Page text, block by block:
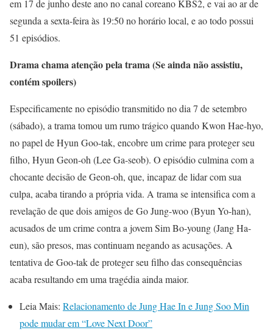
em 17 de junho deste ano no canal coreano KBS2, e vai ao ar de
segunda a sexta-feira às 19:50 no horário local, e ao todo possui
51 episódios.
Drama chama atenção pela trama (Se ainda não assistiu,
contém spoilers)
Especificamente no episódio transmitido no dia 7 de setembro
(sábado), a trama tomou um rumo trágico quando Kwon Hae-hyo,
no papel de Hyun Goo-tak, encobre um crime para proteger seu
filho, Hyun Geon-oh (Lee Ga-seob). O episódio culmina com a
chocante decisão de Geon-oh, que, incapaz de lidar com sua
culpa, acaba tirando a própria vida. A trama se intensifica com a
revelação de que dois amigos de Go Jung-woo (Byun Yo-han),
acusados de um crime contra a jovem Sim Bo-young (Jang Ha-
eun), são presos, mas continuam negando as acusações. A
tentativa de Goo-tak de proteger seu filho das consequências
acaba resultando em uma tragédia ainda maior.
Leia Mais: Relacionamento de Jung Hae In e Jung Soo Min
pode mudar em “Love Next Door”